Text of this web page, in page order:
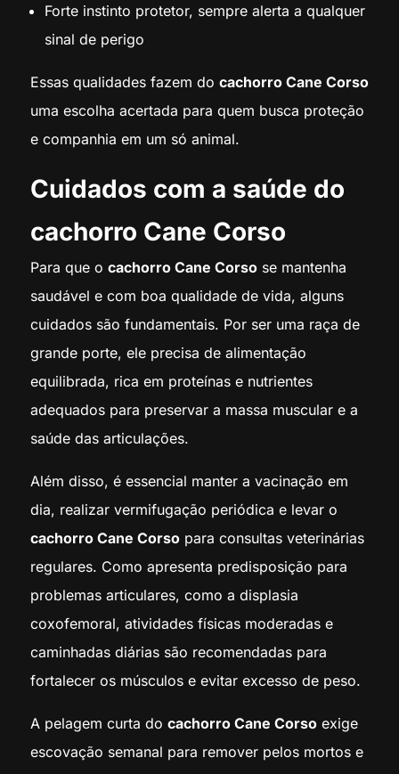
Forte instinto protetor, sempre alerta a qualquer
sinal de perigo
Essas qualidades fazem do cachorro Cane Corso
uma escolha acertada para quem busca proteção
e companhia em um só animal.
Cuidados com a saúde do
cachorro Cane Corso
Para que o cachorro Cane Corsose mantenha
saudável e com boa qualidade de vida, alguns
cuidados são fundamentais. Por ser uma raça de
grande porte, ele precisa de alimentação
equilibrada, rica em proteínas e nutrientes
adequados para preservar a massa muscular e a
saúde das articulações.
Além disso, é essencial manter a vacinação em
dia, realizar vermifugação periódica e levar o
cachorro Cane Corsopara consultas veterinárias
regulares. Como apresenta predisposição para
problemas articulares, como a displasia
coxofemoral, atividades físicas moderadas e
caminhadas diárias são recomendadas para
fortalecer os músculos e evitar excesso de peso.
A pelagem curta do cachorro Cane Corsoexige
escovação semanal para remover pelos mortos e